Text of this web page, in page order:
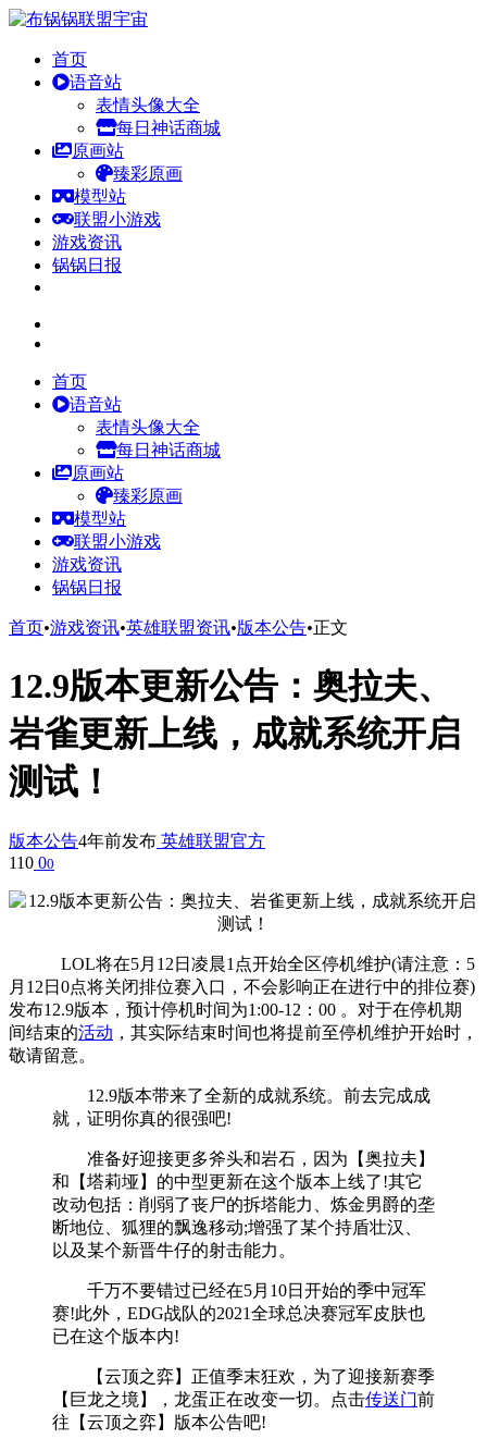
首页
语音站
表情头像大全
每日神话商城
原画站
臻彩原画
模型站
联盟小游戏
游戏资讯
锅锅日报
首页
语音站
表情头像大全
每日神话商城
原画站
臻彩原画
模型站
联盟小游戏
游戏资讯
锅锅日报
首页•游戏资讯•英雄联盟资讯•版本公告•正文
12.9版本更新公告：奥拉夫、
岩雀更新上线，成就系统开启
测试！
版本公告4年前发布 英雄联盟官方
110 00
LOL将在5月12日凌晨1点开始全区停机维护(请注意：5
月12日0点将关闭排位赛入口，不会影响正在进行中的排位赛)
发布12.9版本，预计停机时间为1:00-12：00 。对于在停机期
间结束的活动 ，其实际结束时间也将提前至停机维护开始时，
敬请留意。
12.9版本带来了全新的成就系统。前去完成成
就，证明你真的很强吧!
准备好迎接更多斧头和岩石，因为【奥拉夫】
和【塔莉垭】的中型更新在这个版本上线了!其它
改动包括：削弱了丧尸的拆塔能力、炼金男爵的垄
断地位、狐狸的飘逸移动;增强了某个持盾壮汉、
以及某个新晋牛仔的射击能力。
千万不要错过已经在5月10日开始的季中冠军
赛!此外，EDG战队的2021全球总决赛冠军皮肤也
已在这个版本内!
【云顶之弈】正值季末狂欢，为了迎接新赛季
【巨龙之境】，龙蛋正在改变一切。点击传送门前
往【云顶之弈】版本公告吧!